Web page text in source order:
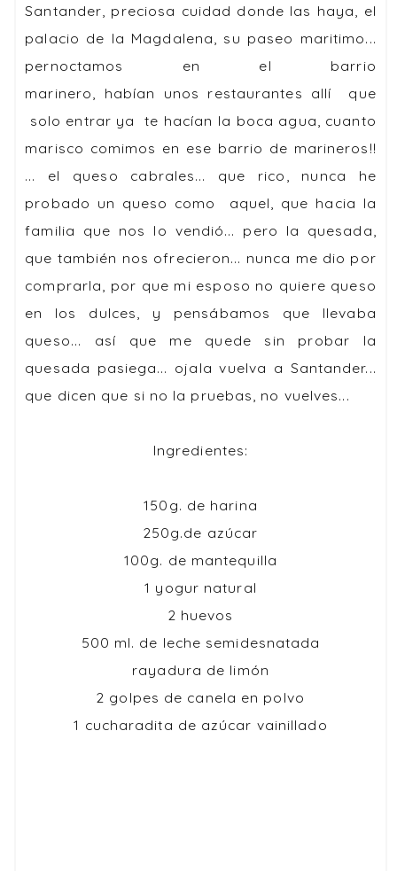
Santander, preciosa cuidad donde las haya, el
palacio de la Magdalena, su paseo maritimo...
pernoctamos en el barrio
marinero, habían unos restaurantes allí que
solo entrar ya te hacían la boca agua, cuanto
marisco comimos en ese barrio de marineros!!
... el queso cabrales... que rico, nunca he
probado un queso como aquel, que hacia la
familia que nos lo vendió... pero la quesada,
que también nos ofrecieron... nunca me dio por
comprarla, por que mi esposo no quiere queso
en los dulces, y pensábamos que llevaba
queso... así que me quede sin probar la
quesada pasiega... ojala vuelva a Santander...
que dicen que si no la pruebas, no vuelves...
Ingredientes:
150g. de harina
250g.de azúcar
100g. de mantequilla
1 yogur natural
2 huevos
500 ml. de leche semidesnatada
rayadura de limón
2 golpes de canela en polvo
1 cucharadita de azúcar vainillado